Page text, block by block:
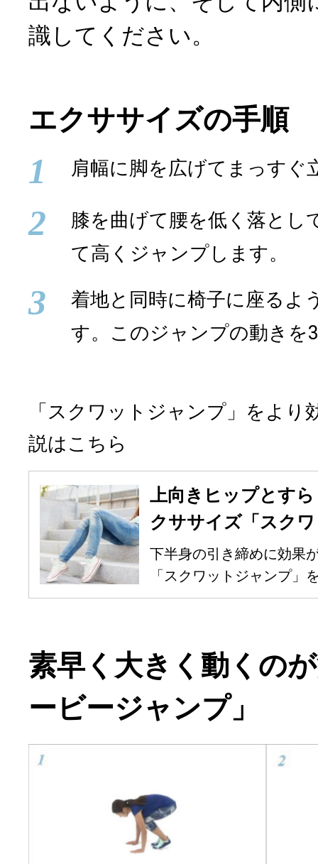
識してください。
エクササイズの手順
1 肩幅に脚を広げてまっすぐ
2
膝を曲げて腰を低く落とし
て高くジャンプします。
3
着地と同時に椅子に座るよ
す。このジャンプの動きを
「スクワットジャンプ」をより
説はこちら
上向きヒップとす
クササイズ「スク
下半身の引き締めに効果
「スクワットジャンプ」
素早く大きく動くの
ービージャンプ」